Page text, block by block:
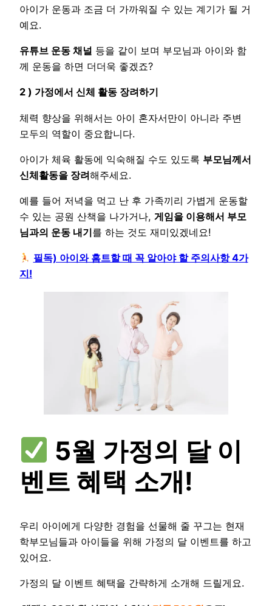
아이가 운동과 조금 더 가까워질 수 있는 계기가 될 거
예요.
유튜브 운동 채널 등을 같이 보며 부모님과 아이와 함
께 운동을 하면 더더욱 좋겠죠?
2 ) 가정에서 신체 활동 장려하기
체력 향상을 위해서는 아이 혼자서만이 아니라 주변
모두의 역할이 중요합니다.
아이가 체육 활동에 익숙해질 수도 있도록 부모님께서
신체활동을 장려해주세요.
예를 들어 저녁을 먹고 난 후 가족끼리 가볍게 운동할
수 있는 공원 산책을 나가거나, 게임을 이용해서 부모
님과의 운동 내기를 하는 것도 재미있겠네요!
필독) 아이와 홈트할 때 꼭 알아야 할 주의사항 4가
지!
5월 가정의 달 이
벤트 혜택 소개!
우리 아이에게 다양한 경험을 선물해 줄 꾸그는 현재
학부모님들과 아이들을 위해 가정의 달 이벤트를 하고
있어요.
가정의 달 이벤트 혜택을 간략하게 소개해 드릴게요.